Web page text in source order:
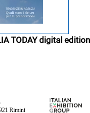
TODAY digital edition
Rimini